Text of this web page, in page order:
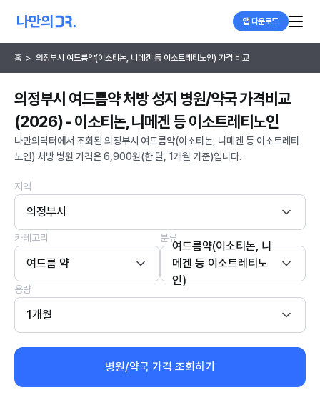
앱 다운로드
홈 > 의정부시 여드름약(이소티논, 니메겐 등 이소트레티노인) 가격 비교
의정부시 여드름약 처방 성지 병원/약국 가격비교
(2026) - 이소티논, 니메겐 등 이소트레티노인
나만의닥터에서 조회된 의정부시 여드름약(이소티논, 니메겐 등 이소트레티
노인) 처방 병원 가격은 6,900원(한 달, 1개월 기준)입니다.
지역
의정부시
카테고리
여드름 약
분류
여드름약(이소티논, 니
메겐 등 이소트레티노
인)
용량
1개월
병원/약국 가격 조회하기